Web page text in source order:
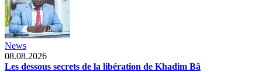
News
08.08.2026
Les dessous secrets de la libération de Khadim Bâ